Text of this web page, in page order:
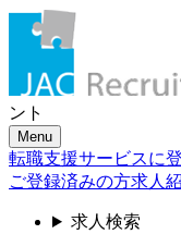
ント
Menu
転職支援サービスに
ご登録済みの方求人
求人検索